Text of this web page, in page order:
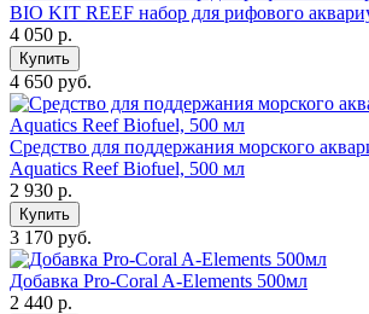
BIO KIT REEF набор для рифового
4 050 р.
Купить
4 650 руб.
Средство для поддержания морского
Aquatics Reef Biofuel, 500 мл
2 930 р.
Купить
3 170 руб.
Добавка Pro-Coral A-Elements 500мл
2 440 р.